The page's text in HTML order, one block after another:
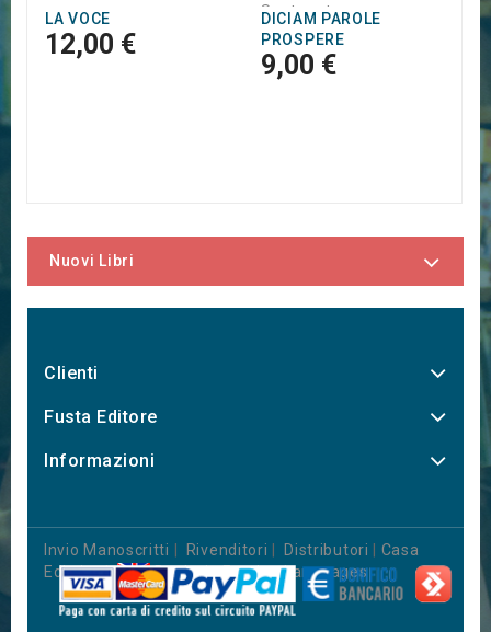
LA VOCE
12,00 €
Santagata
DICIAM PAROLE
PROSPERE
9,00 €
Nuovi Libri
Clienti
Fusta Editore
Informazioni
Invio Manoscritti Rivenditori Distributori
Casa
Editrice| Books in Foreign Languages